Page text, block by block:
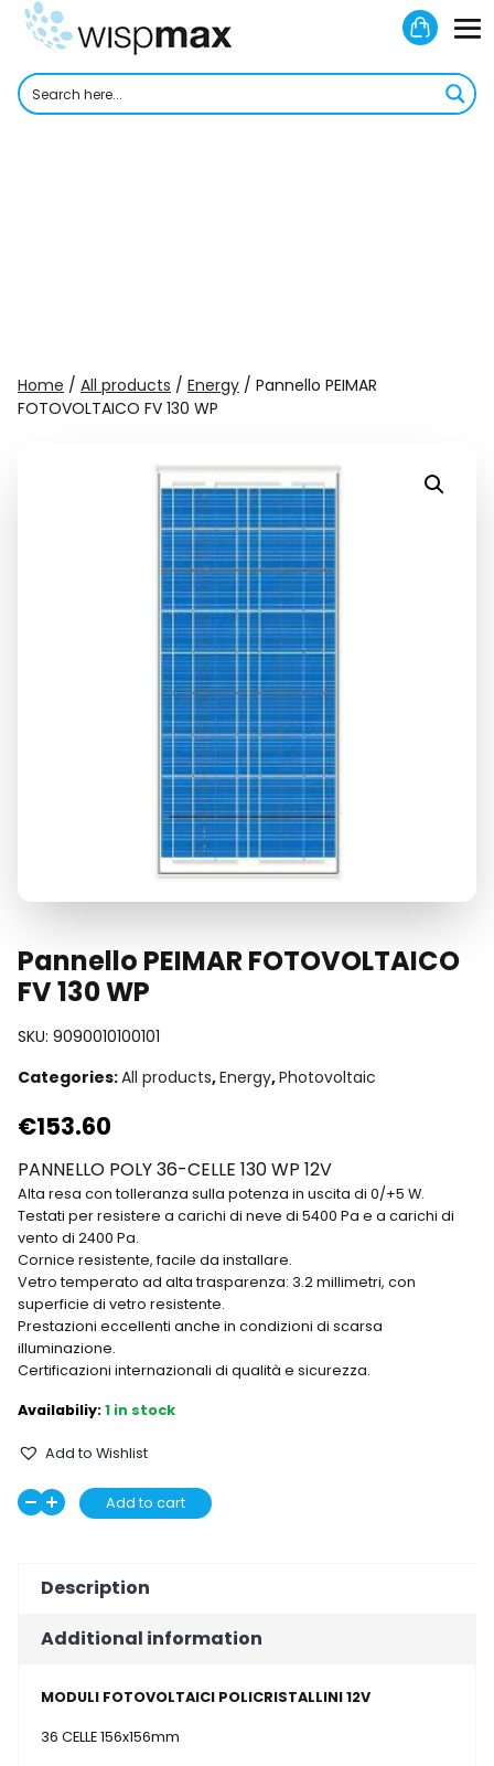
Skip
Home / All products / Energy / Pannello PEIMAR
FOTOVOLTAICO FV 130 WP
Pannello PEIMAR FOTOVOLTAICO
FV 130 WP
SKU: 9090010100101
Categories:All products,Energy,Photovoltaic
€153.60
PANNELLO POLY 36-CELLE 130 WP 12V
Alta resa con tolleranza sulla potenza in uscita di 0/+5 W.
Testati per resistere a carichi di neve di 5400 Pa e a carichi di
vento di 2400 Pa.
Cornice resistente, facile da installare.
Vetro temperato ad alta trasparenza: 3.2 millimetri, con
superficie di vetro resistente.
Prestazioni eccellenti anche in condizioni di scarsa
illuminazione.
Certificazioni internazionali di qualità e sicurezza.
1 in stock
Add to Wishlist
Decrease
Pannello
PEIMAR
FV
WP
Increase
Add to cart
Description
Additional information
MODULI FOTOVOLTAICI POLICRISTALLINI 12V
36 CELLE 156x156mm